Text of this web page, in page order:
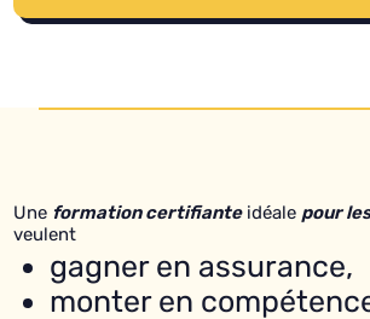
Une formation certifianteidéale pour
veulent
gagner en assurance,
monter en